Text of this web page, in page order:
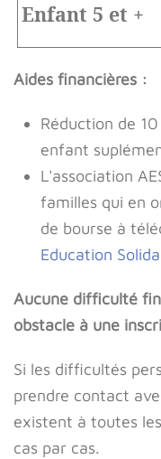
Enfant 5 et +
Aides financières :
Réduction de
enfant
L'association
familles qui en
de bourse à
Education
Aucune difficulté
obstacle à une
Si les difficultés
prendre contact
existent à toutes
cas par cas.